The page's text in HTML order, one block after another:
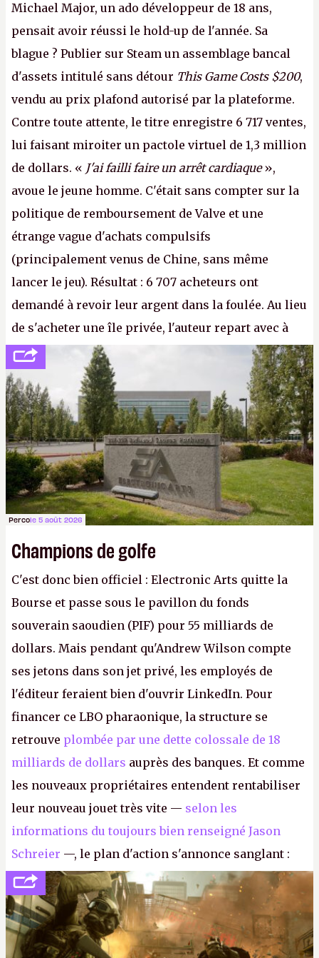
Michael Major, un ado développeur de 18 ans,
pensait avoir réussi le hold-up de l'année. Sa
blague ? Publier sur Steam un assemblage bancal
d'assets intitulé sans détour This Game Costs $200,
vendu au prix plafond autorisé par la plateforme.
Contre toute attente, le titre enregistre 6 717 ventes,
lui faisant miroiter un pactole virtuel de 1,3 million
de dollars. « J'ai failli faire un arrêt cardiaque»,
avoue le jeune homme. C'était sans compter sur la
politique de remboursement de Valve et une
étrange vague d'achats compulsifs
(principalement venus de Chine, sans même
lancer le jeu). Résultat : 6 707 acheteurs ont
demandé à revoir leur argent dans la foulée. Au lieu
de s'acheter une île privée, l'auteur repart avec à
peine 2 000 dollars en poche. C'est toujours plus
cher payé que le temps passé à dev, mais ça
apprendra aux petits malins qu'on ne braque pas
Gabe Newell aussi facilement.P.
Percole 5 août 2026
Champions de golfe
C'est donc bien officiel : Electronic Arts quitte la
Bourse et passe sous le pavillon du fonds
souverain saoudien (PIF) pour 55 milliards de
dollars. Mais pendant qu'Andrew Wilson compte
ses jetons dans son jet privé, les employés de
l'éditeur feraient bien d'ouvrir LinkedIn. Pour
financer ce LBO pharaonique, la structure se
retrouve plombée par une dette colossale de 18
milliards de dollars auprès des banques. Et comme
les nouveaux propriétaires entendent rentabiliser
leur nouveau jouet très vite — selon les
informations du toujours bien renseigné Jason
Schreier —, le plan d'action s'annonce sanglant :
réductions de coûts drastiques, fermetures de
studios et licenciements massifs. En gros, essorer
FCetBattlefield, puis virer le reste.P.